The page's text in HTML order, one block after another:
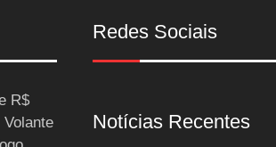
R$
Redes Sociais
Notícias Recentes